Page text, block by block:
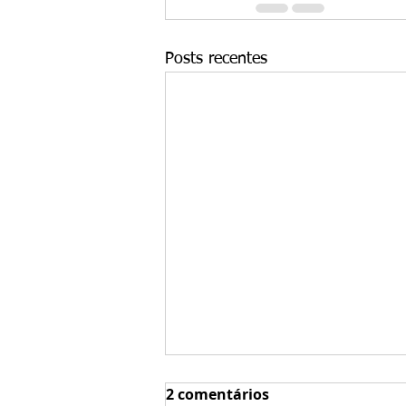
Posts recentes
As 3 principais razões
2 comentários